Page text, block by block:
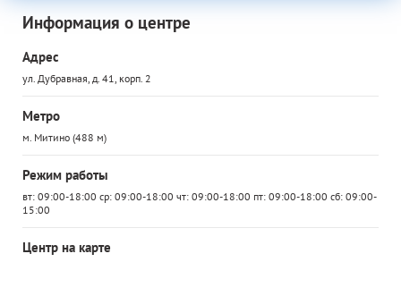
Информация о центре
Адрес
ул. Дубравная, д. 41, корп. 2
Метро
м. Митино (488 м)
Режим работы
вт: 09:00-18:00 ср: 09:00-18:00 чт: 09:00-18:00 пт: 09:00-18:00 сб: 09:00-
15:00
Центр на карте